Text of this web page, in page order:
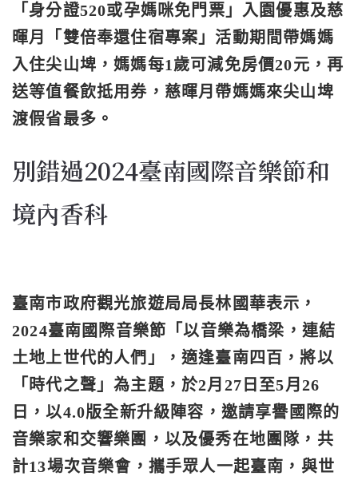
「身分證520或孕媽咪免門票」入園優惠及慈
暉月「雙倍奉還住宿專案」活動期間帶媽媽
入住尖山埤，媽媽每1歲可減免房價20元，再
送等值餐飲抵用券，慈暉月帶媽媽來尖山埤
渡假省最多。
別錯過2024臺南國際音樂節和
境內香科
臺南市政府觀光旅遊局局長林國華表示，
2024臺南國際音樂節「以音樂為橋梁，連結
土地上世代的人們」，適逢臺南四百，將以
「時代之聲」為主題，於2月27日至5月26
日，以4.0版全新升級陣容，邀請享譽國際的
音樂家和交響樂團，以及優秀在地團隊，共
計13場次音樂會，攜手眾人一起臺南，與世